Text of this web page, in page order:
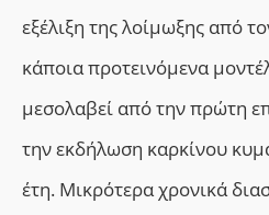
εξέλιξη της λοίμωξης από
κάποια προτεινόμενα
μεσολαβεί από την πρώτη
την εκδήλωση καρκίνου
έτη. Μικρότερα χρονικά